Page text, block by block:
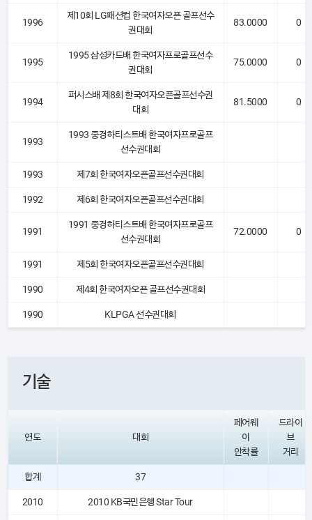
1996
제10회 LG패션컵 한국여자오픈 골프선수
권대회
83.0000 0
1995
1995 삼성카드배 한국여자프로골프선수
권대회
75.0000 0
1994
퍼시스배 제8회 한국여자오픈골프선수권
대회
81.5000 0
1993
1993 중경하티스트배 한국여자프로골프
선수권대회
1993 제7회 한국여자오픈골프선수권대회
1992 제6회 한국여자오픈골프선수권대회
1991
1991 중경하티스트배 한국여자프로골프
선수권대회
72.0000 0
1991 제5회 한국여자오픈골프선수권대회
1990 제4회 한국여자오픈 골프선수권대회
1990 KLPGA 선수권대회
기술
연도 대회
페어웨
이
안착률
드라이
브
거리
합계 37
2010 2010 KB국민은행 Star Tour